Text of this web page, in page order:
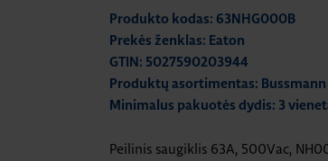
Produkto kodas: 63NHG000B
Prekės ženklas: Eaton
GTIN: 5027590203944
Produktų asortimentas: Bussmann
Minimalus pakuotės dydis: 3
Peilinis saugiklis 63A, 500Vac,